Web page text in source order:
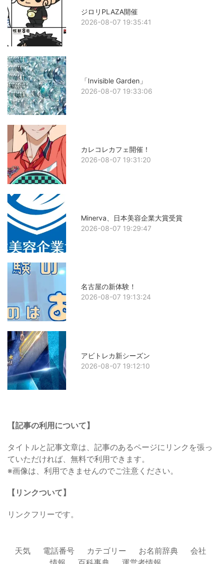
ジロリPLAZA開催
2026-08-07 19:35:41
「Invisible Garden」
2026-08-07 19:33:06
カレコレカフェ開催！
2026-08-07 19:31:20
Minerva、日本美容企業大賞受賞
2026-08-07 19:29:47
名古屋の新体験！
2026-08-07 19:13:24
アビトレカ新シーズン
2026-08-07 19:12:10
【記事の利用について】
タイトルと記事文章は、記事のあるページにリンクを張っ
ていただければ、無料で利用できます。
※画像は、利用できませんのでご注意ください。
【リンクついて】
リンクフリーです。
天気 電話番号 カテゴリー お名前辞典
会社